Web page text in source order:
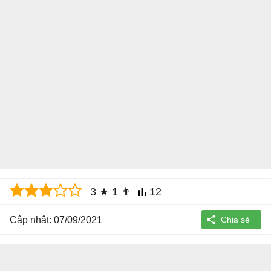
3 ★ 1 👨 12
Cập nhật: 07/09/2021